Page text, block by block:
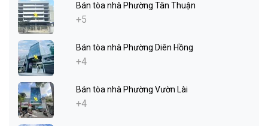
Bán tòa nhà Phường Tân Thuận
+5
Bán tòa nhà Phường Diên Hồng
+4
Bán tòa nhà Phường Vườn Lài
+4